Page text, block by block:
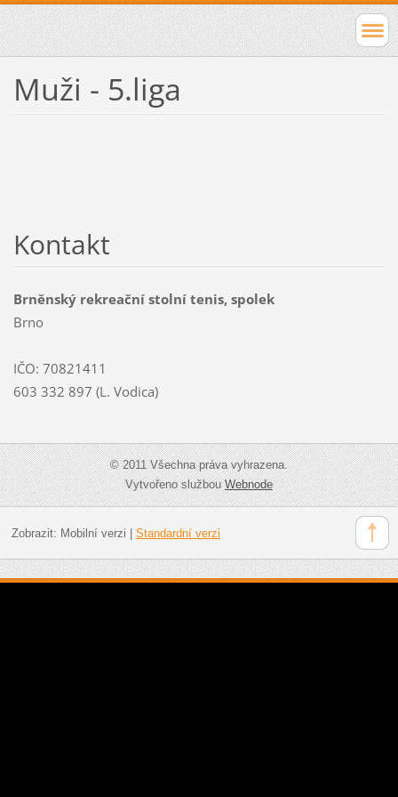
Muži - 5.liga
Kontakt
Brněnský rekreační stolní tenis, spolek
Brno
IČO: 70821411
603 332 897 (L. Vodica)
© 2011 Všechna práva vyhrazena.
Vytvořeno službouWebnode
Zobrazit: Mobilní verzi Standardní verzi